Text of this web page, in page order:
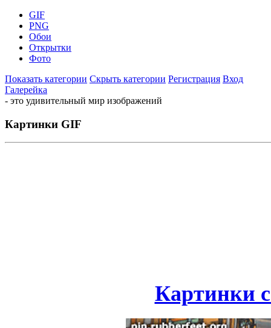
GIF
PNG
Обои
Открытки
Фото
Показать категории Скрыть категории Регистрация Вход
Галерейка
- это удивительный мир изображений
Картинки GIF
Картинки